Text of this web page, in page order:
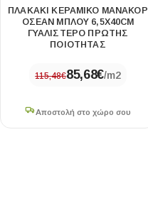
ΠΛΑΚΑΚΙ ΚΕΡΑΜΙΚΟ ΜΑΝΑΚΟΡ
ΟΣΕΑΝ ΜΠΛΟΥ 6,5X40CM
ΓΥΑΛΙΣΤΕΡΟ ΠΡΩΤΗΣ
ΠΟΙΟΤΗΤΑΣ
115,48€85,68€/m2
Αποστολή στο χώρο σου